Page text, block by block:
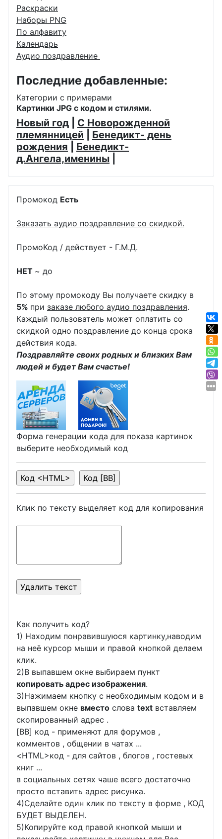
Раскраски
Наборы PNG
По алфавиту
Календарь
Аудио поздравление
Последние добавленные:
Категории с примерами
Картинки JPG с кодом и стилями.
Новый год
С Новорожденной
племянницей
Бенедикт- день
рождения
Бенедикт-
д.Ангела,именины
Промокод Есть
Заказать аудио поздравление со скидкой.
ПромоКод / действует - Г.М.Д.
НЕТ ~ до
По этому промокоду Вы получаете скидку в
5% при заказе любого аудио поздравления.
Каждый пользователь может оплатить со
скидкой одно поздравление до конца срока
действия кода.
Поздравляйте своих родных и близких Вам
людей и будет Вам счастье!
Форма генерации кода для показа картинок
выберите необходимый код
Клик по тексту выделяет код для копирования
Как получить код?
1) Находим понравившуюся картинку,наводим
на неё курсор мыши и правой кнопкой делаем
клик.
2)В выпавшем окне выбираем пункт
копировать адрес изображения.
3)Нажимаем кнопку с необходимым кодом и в
выпавшем окне вместо слова text вставляем
скопированный адрес .
[BB] код - применяют для форумов ,
комментов , общении в чатах ...
<HTML>код - для сайтов , блогов , гостевых
книг ...
в социальных сетях чаше всего достаточно
просто вставить адрес рисунка.
4)Сделайте один клик по тексту в форме , КОД
БУДЕТ ВЫДЕЛЕН.
5)Копируйте код правой кнопкой мыши и